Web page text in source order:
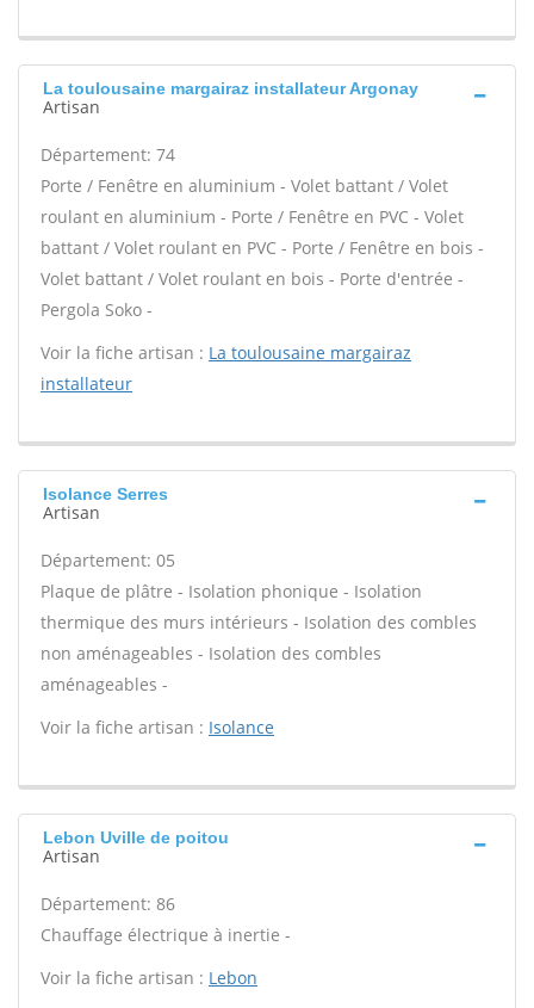
La toulousaine margairaz installateur Argonay
Artisan
Département: 74
Porte / Fenêtre en aluminium - Volet battant / Volet
roulant en aluminium - Porte / Fenêtre en PVC - Volet
battant / Volet roulant en PVC - Porte / Fenêtre en bois -
Volet battant / Volet roulant en bois - Porte d'entrée -
Pergola Soko -
Voir la fiche artisan : La toulousaine margairaz
installateur
Isolance Serres
Artisan
Département: 05
Plaque de plâtre - Isolation phonique - Isolation
thermique des murs intérieurs - Isolation des combles
non aménageables - Isolation des combles
aménageables -
Voir la fiche artisan : Isolance
Lebon Uville de poitou
Artisan
Département: 86
Chauffage électrique à inertie -
Voir la fiche artisan : Lebon